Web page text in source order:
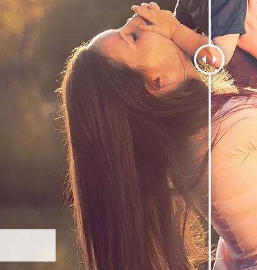
Služby retušování produktů